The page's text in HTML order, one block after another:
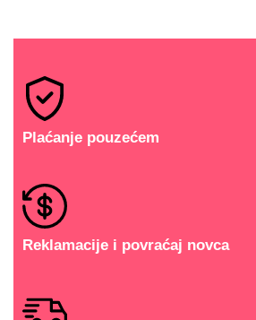
Plaćanje pouzećem
Reklamacije i povraćaj novca